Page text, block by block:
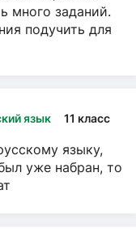
много заданий.
подучить для
язык 11 класс
языку,
уже набран, то